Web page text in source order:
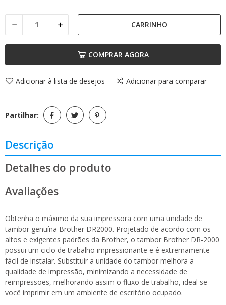
CARRINHO
COMPRAR AGORA
Adicionar à lista de desejos Adicionar para comparar
Partilhar:
Descrição
Detalhes do produto
Avaliações
Obtenha o máximo da sua impressora com uma unidade de
tambor genuína Brother DR2000. Projetado de acordo com os
altos e exigentes padrões da Brother, o tambor Brother DR-2000
possui um ciclo de trabalho impressionante e é extremamente
fácil de instalar. Substituir a unidade do tambor melhora a
qualidade de impressão, minimizando a necessidade de
reimpressões, melhorando assim o fluxo de trabalho, ideal se
você imprimir em um ambiente de escritório ocupado.